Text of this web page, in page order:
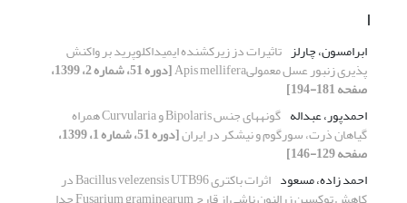
ا
ابرامسون، چارلز تاثیرات دز زیرکشنده ایمیداکلوپرید بر واکنش
پذیری زنبور عسل معمولیApis mellifera [دوره 51، شماره 2، 1399،
صفحه 181-194]
احمدپور، عبداله
گونه‎های جنس Bipolaris و Curvularia همراه
گیاهان ذرت، سورگوم و نیشکر در ایران [دوره 51، شماره 1، 1399،
صفحه 129-146]
احمد زاده، مسعود
اثرات باکتری Bacillus velezensis UTB96 در